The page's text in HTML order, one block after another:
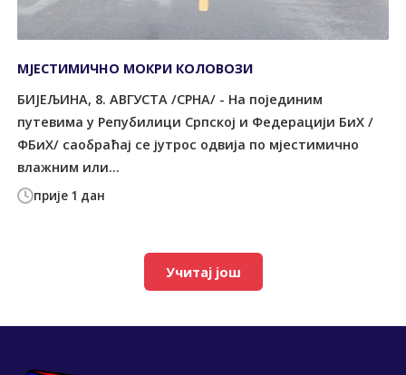
прије 1 дан
МЈЕСТИМИЧНО МОКРИ КОЛОВОЗИ
БИЈЕЉИНА, 8. АВГУСТА /СРНА/ - На појединим
путевима у Репубилици Српској и Федерацији БиХ /
ФБиХ/ саобраћај се јутрос одвија по мјестимично
влажним или...
Учитај још